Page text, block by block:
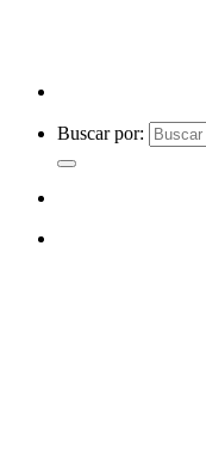
Buscar por: